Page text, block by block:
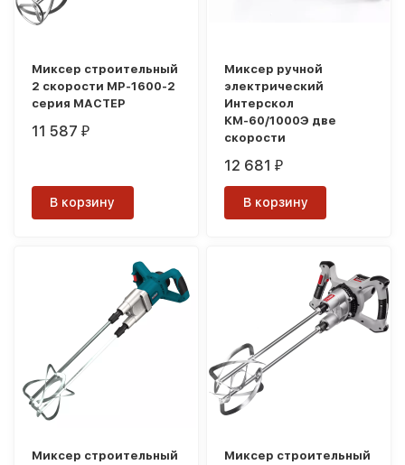
Миксер строительный
2 скорости МР-1600-2
серия МАСТЕР
11 587₽
В корзину
Миксер ручной
электрический
Интерскол
КМ-60/1000Э две
скорости
12 681₽
В корзину
Миксер строительный
Миксер строительный